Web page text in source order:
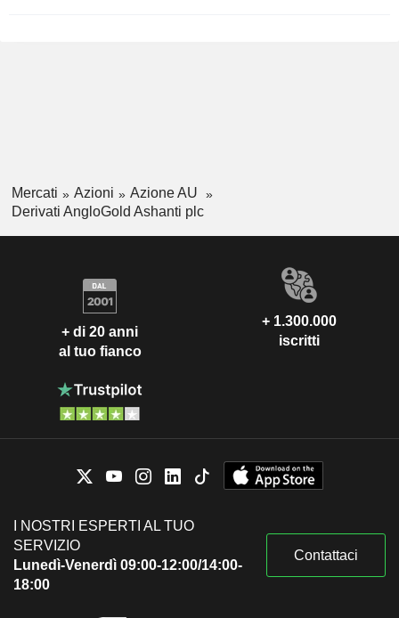
Mercati Azioni
Azione AU
Derivati AngloGold Ashanti plc
+ di 20 anni
al tuo fianco
+ 1.300.000
iscritti
I NOSTRI ESPERTI AL TUO
SERVIZIO
Lunedì-Venerdì 09:00-12:00/14:00-
18:00
Contattaci